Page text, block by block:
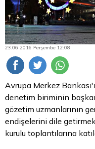
23.06.2016 Perşembe 12:08
Avrupa Merkez
denetim biriminin
gözetim uzmanlarının
endişelerini dile
kurulu toplantılarına